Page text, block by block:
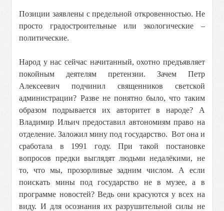
Позиции заявлены с предельной откровенностью. Не
просто градостроительные или экологические –
политические.
Народ у нас сейчас начитанный, охотно предъявляет
покойным деятелям претензии. Зачем Петр
Алексеевич подчинил священников светской
администрации? Разве не понятно было, что таким
образом подрывается их авторитет в народе? А
Владимир Ильич предоставил автономиям право на
отделение. Заложил мину под государство. Вот она и
сработала в 1991 году. При такой постановке
вопросов предки выглядят людьми недалёкими, не
то, что мы, прозорливые задним числом. А если
поискать мины под государство не в музее, а в
программе новостей? Ведь они красуются у всех на
виду. И для осознания их разрушительной силы не